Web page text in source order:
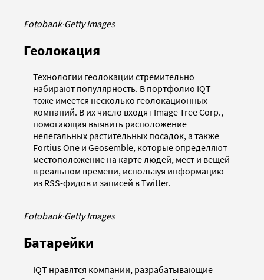
Fotobank·Getty Images
Геолокация
Технологии геолокации стремительно
набирают популярность. В портфолио IQT
тоже имеется несколько геолокационных
компаний. В их число входят Image Tree Corp.,
помогающая выявить расположение
нелегальных растительных посадок, а также
Fortius One и Geosemble, которые определяют
местоположение на карте людей, мест и вещей
в реальном времени, используя информацию
из RSS-фидов и записей в Twitter.
Fotobank·Getty Images
Батарейки
IQT нравятся компании, разрабатывающие